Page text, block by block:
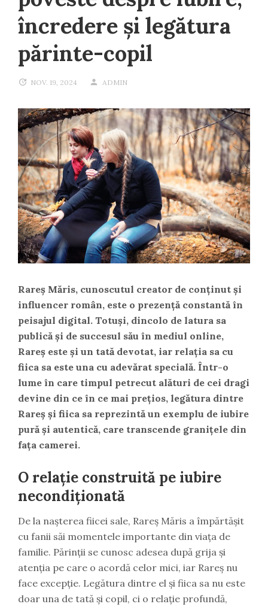
încredere și legătura
părinte-copil
NOV. 19, 2024 ADMIN
Rareș Măris, cunoscutul creator de conținut și
influencer român, este o prezență constantă în
peisajul digital. Totuși, dincolo de latura sa
publică și de succesul său în mediul online,
Rareș este și un tată devotat, iar relația sa cu
fiica sa este una cu adevărat specială. Într-o
lume în care timpul petrecut alături de cei dragi
devine din ce în ce mai prețios, legătura dintre
Rareș și fiica sa reprezintă un exemplu de iubire
pură și autentică, care transcende granițele din
fața camerei.
O relație construită pe iubire
necondiționată
De la nașterea fiicei sale, Rareș Măris a împărtășit
cu fanii săi momentele importante din viața de
familie. Părinții se cunosc adesea după grija și
atenția pe care o acordă celor mici, iar Rareș nu
face excepție. Legătura dintre el și fiica sa nu este
doar una de tată și copil, ci o relație profundă,